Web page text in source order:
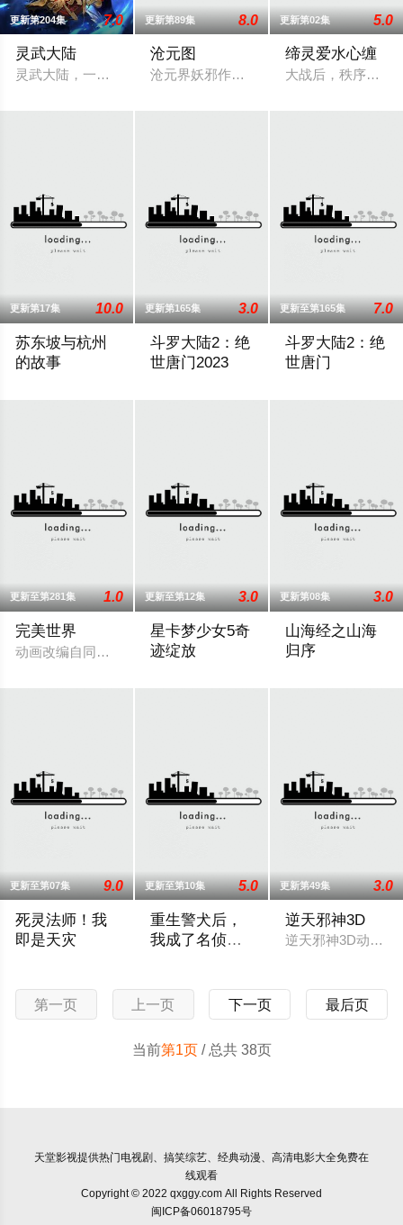
更新第204集 7.0
灵武大陆
灵武大陆，一个灵力和武魂并存的世界，灵修一念动山河，武
更新第89集 8.0
沧元图
沧元界妖邪作乱，人族饱受摧残，主角孟
更新第02集 5.0
缔灵爱水心缠
大战后，秩序未能
更新第17集 10.0
苏东坡与杭州
的故事
更新第165集 3.0
斗罗大陆2：绝
世唐门2023
更新至第165集 7.0
斗罗大陆2：绝
世唐门
更新至第281集 1.0
完美世界
动画改编自同名小说。他为修道而生，为应劫而至，他身化亿
更新至第12集 3.0
星卡梦少女5奇
迹绽放
更新第08集 3.0
山海经之山海
归序
更新至第07集 9.0
死灵法师！我
即是天灾
更新至第10集 5.0
重生警犬后，
我成了名侦
更新第49集 3.0
逆天邪神3D
逆天邪神3D动画先
第一页 上一页 下一页 最后页
当前第1页/ 总共 38页
天堂影视提供热门电视剧、搞笑综艺、经典动漫、高清电影大全免费在
线观看
Copyright © 2022 qxggy.com All Rights Reserved
闽ICP备06018795号